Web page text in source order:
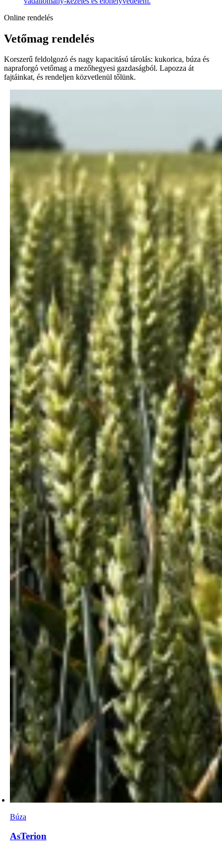
Online rendelés
Vetőmag rendelés
Korszerű feldolgozó és nagy kapacitású tárolás: kukorica, búza és
napraforgó vetőmag a mezőhegyesi gazdaságból. Lapozza át
fajtáinkat, és rendeljen közvetlenül tőlünk.
Búza
AsTerion